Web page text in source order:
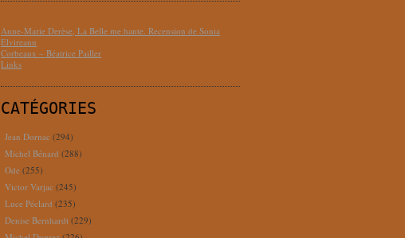
Anne-Marie Derèse, La Belle me hante. Recension de Sonia
Elvireanu
Corbeaux – Béatrice Pailler
Links
CATÉGORIES
Jean Dornac (294)
Michel Bénard (288)
Ode (255)
Victor Varjac (245)
Luce Péclard (235)
Denise Bernhardt (229)